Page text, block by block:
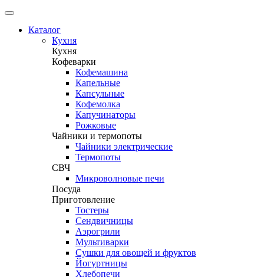
Каталог
Кухня
Кухня
Кофеварки
Кофемашина
Капельные
Капсульные
Кофемолка
Капучинаторы
Рожковые
Чайники и термопоты
Чайники электрические
Термопоты
СВЧ
Микроволновые печи
Посуда
Приготовление
Тостеры
Сендвичницы
Аэрогрили
Мультиварки
Сушки для овощей и фруктов
Йогуртницы
Хлебопечи